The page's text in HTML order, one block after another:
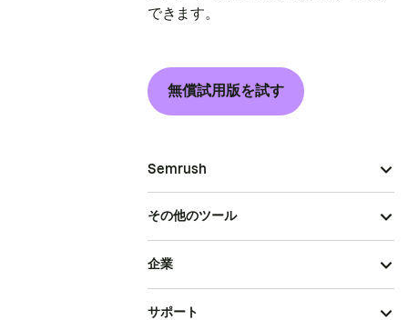
できます。
無償試用版を試す
Semrush
その他のツール
企業
サポート